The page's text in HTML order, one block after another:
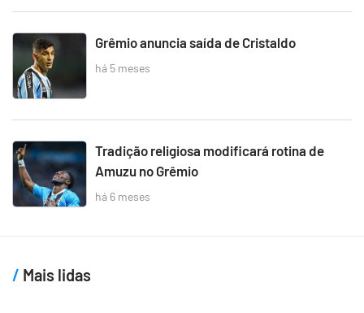
Grêmio anuncia saída de Cristaldo
há 5 meses
Tradição religiosa modificará rotina de
Amuzu no Grêmio
há 6 meses
Mais lidas